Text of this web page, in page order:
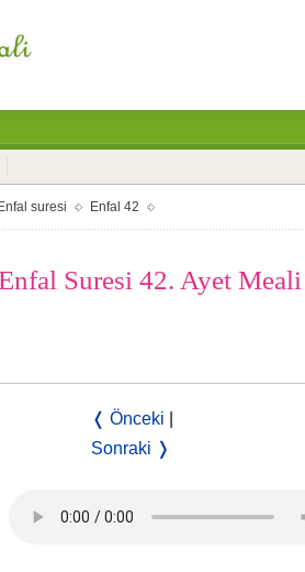
Enfal suresi Enfal 42
Suresi 42. Ayet Meali
❬ Önceki
Sonraki ❭